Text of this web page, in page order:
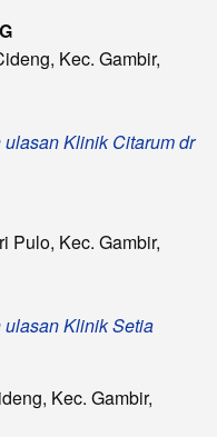
Kec. Gambir,
Klinik Citarum dr
Pulo, Kec. Gambir,
ulasan Klinik Setia
Kec. Gambir,